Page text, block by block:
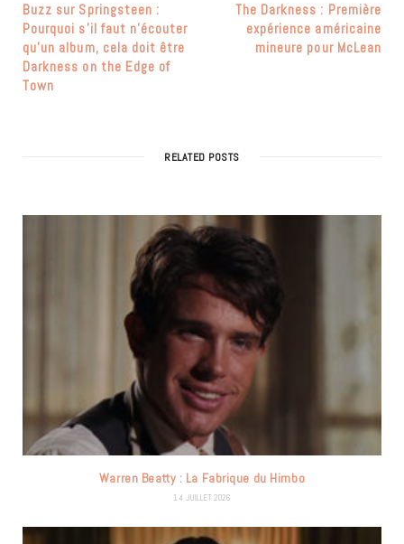
Buzz sur Springsteen :
Pourquoi s’il faut n’écouter
qu’un album, cela doit être
Darkness on the Edge of
Town
The Darkness : Première
expérience américaine
mineure pour McLean
RELATED POSTS
Warren Beatty : La Fabrique du Himbo
14 JUILLET 2026